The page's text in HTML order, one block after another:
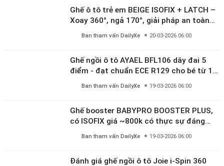
Ghế ô tô trẻ em BEIGE ISOFIX + LATCH –
Xoay 360°, ngả 170°, giải pháp an toàn
linh hoạt cho bé 0–10 tuổi
Ban tham vấn DailyXe 20-03-2026 06:00
Ghế ngồi ô tô AYAEL BFL106 dây đai 5
điểm - đạt chuẩn ECE R129 cho bé từ 1–
Ban tham vấn DailyXe 19-03-2026 06:00
Ghế booster BABYPRO BOOSTER PLUS,
có ISOFIX giá ~800k có thực sự đáng
Ban tham vấn DailyXe 19-03-2026 06:00
Đánh giá ghế ngồi ô tô Joie i-Spin 360